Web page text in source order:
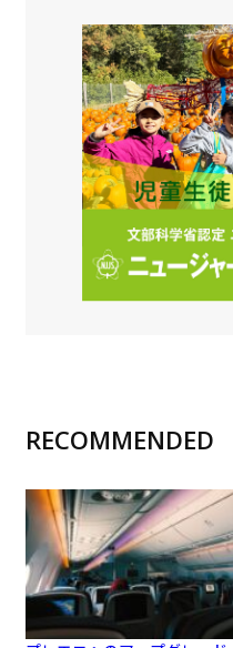
RECOMMENDED